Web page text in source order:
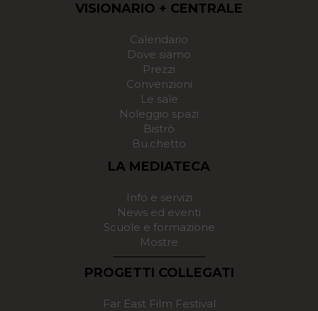
VISIONARIO + CENTRALE
Calendario
Dove siamo
Prezzi
Convenzioni
Le sale
Noleggio spazi
Bistrò
Bu.chetto
LA MEDIATECA
Info e servizi
News ed eventi
Scuole e formazione
Mostre
PROGETTI COLLEGATI
Far East Film Festival